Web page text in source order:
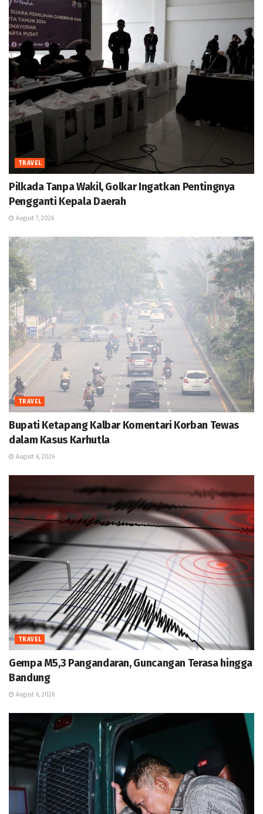
TRAVEL
Pilkada Tanpa Wakil, Golkar Ingatkan Pentingnya
Pengganti Kepala Daerah
August 7, 2026
TRAVEL
Bupati Ketapang Kalbar Komentari Korban Tewas
dalam Kasus Karhutla
August 6, 2026
TRAVEL
Gempa M5,3 Pangandaran, Guncangan Terasa hingga
Bandung
August 6, 2026